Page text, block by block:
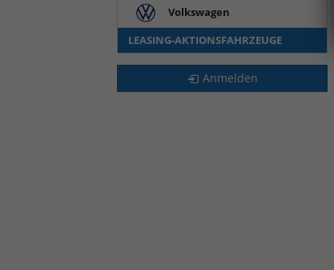
Volkswagen
LEASING-AKTIONSFAHRZEUGE
Anmelden